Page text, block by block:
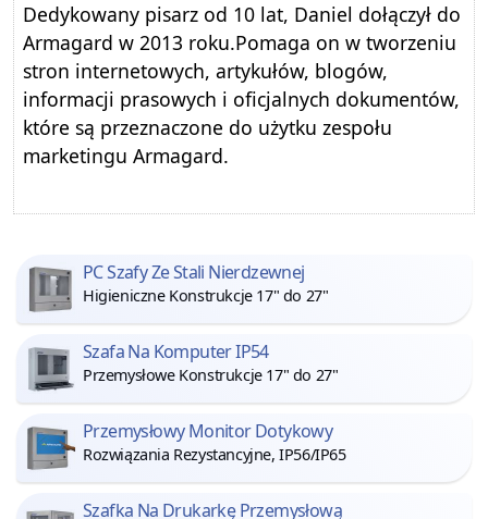
Dedykowany pisarz od 10 lat, Daniel dołączył do
Armagard w 2013 roku.Pomaga on w tworzeniu
stron internetowych, artykułów, blogów,
informacji prasowych i oficjalnych dokumentów,
które są przeznaczone do użytku zespołu
marketingu Armagard.
PC Szafy Ze Stali Nierdzewnej
Higieniczne Konstrukcje 17" do 27"
Szafa Na Komputer IP54
Przemysłowe Konstrukcje 17" do 27"
Przemysłowy Monitor Dotykowy
Rozwiązania Rezystancyjne, IP56/IP65
Szafka Na Drukarkę Przemysłową